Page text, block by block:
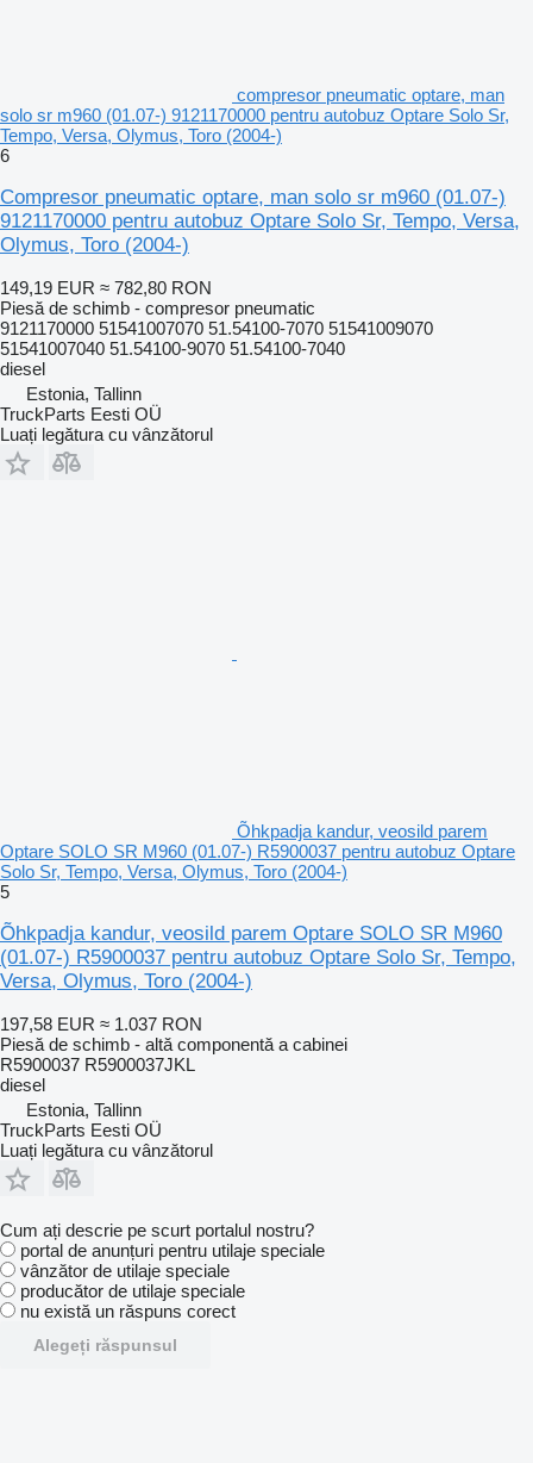
compresor pneumatic optare, man
solo sr m960 (01.07-) 9121170000 pentru autobuz Optare Solo Sr,
Tempo, Versa, Olymus, Toro (2004-)
6
Compresor pneumatic optare, man solo sr m960 (01.07-)
9121170000 pentru autobuz Optare Solo Sr, Tempo, Versa,
Olymus, Toro (2004-)
149,19 EUR ≈ 782,80 RON
Piesă de schimb - compresor pneumatic
9121170000 51541007070 51.54100-7070 51541009070
51541007040 51.54100-9070 51.54100-7040
diesel
Estonia, Tallinn
TruckParts Eesti OÜ
Luați legătura cu vânzătorul
Õhkpadja kandur, veosild parem
Optare SOLO SR M960 (01.07-) R5900037 pentru autobuz Optare
Solo Sr, Tempo, Versa, Olymus, Toro (2004-)
5
Õhkpadja kandur, veosild parem Optare SOLO SR M960
(01.07-) R5900037 pentru autobuz Optare Solo Sr, Tempo,
Versa, Olymus, Toro (2004-)
197,58 EUR ≈ 1.037 RON
Piesă de schimb - altă componentă a cabinei
R5900037 R5900037JKL
diesel
Estonia, Tallinn
TruckParts Eesti OÜ
Luați legătura cu vânzătorul
Cum ați descrie pe scurt portalul nostru?
portal de anunțuri pentru utilaje speciale
vânzător de utilaje speciale
producător de utilaje speciale
nu există un răspuns corect
Alegeți răspunsul